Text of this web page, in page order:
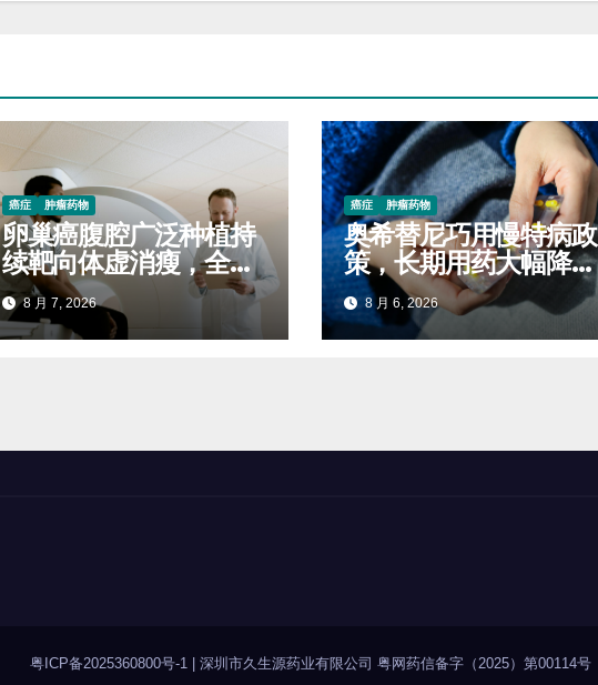
癌症 肿瘤药物
卵巢癌腹腔广泛种植持
续靶向体虚消瘦，全程
服药稳固生存质量延缓
进展
8 月 7, 2026
癌症 肿瘤药物
奥希替尼巧用慢特病政
策，长期用药大幅降低
自付开支
8 月 6, 2026
粤ICP备2025360800号-1 深圳市久生源药业有限公司 粤网药信备字（2025）第00114号